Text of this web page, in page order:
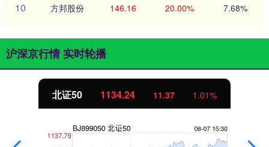
10 方邦股份 146.16 20.00% 7.68%
沪深京行情 实时轮播
北证50 1134.24 11.37 1.01%